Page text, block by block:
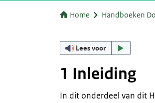
Home Handboeken
Lees voor
1 Inleiding
In dit onderdeel van dit